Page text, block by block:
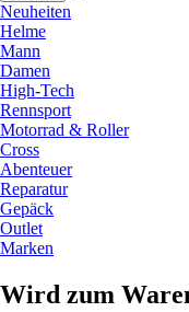
Neuheiten
Helme
Mann
Damen
High-Tech
Rennsport
Motorrad & Roller
Cross
Abenteuer
Reparatur
Gepäck
Outlet
Marken
Wird zum